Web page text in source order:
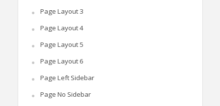
Page Layout 3
Page Layout 4
Page Layout 5
Page Layout 6
Page Left Sidebar
Page No Sidebar